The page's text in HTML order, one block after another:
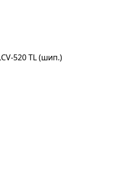
520 TL (шип.)